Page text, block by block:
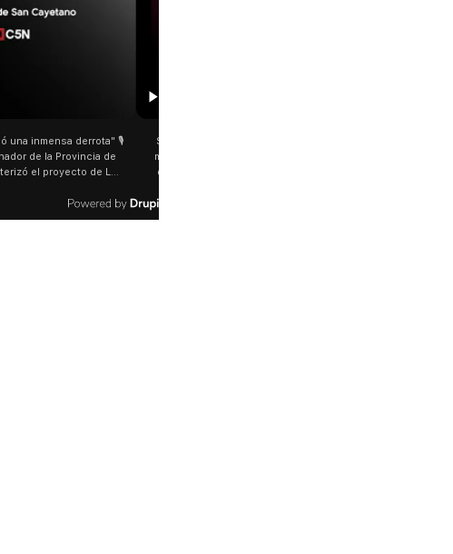
San Cayetano: Jorge García Cuerva juntó a
miles de peregrinos en Liniers El arzobispo
de Buenos Aires destacó la fortaleza de la
agua y soportó las bajas temperaturas de los
últimos días: "Son dificultades que pudieron